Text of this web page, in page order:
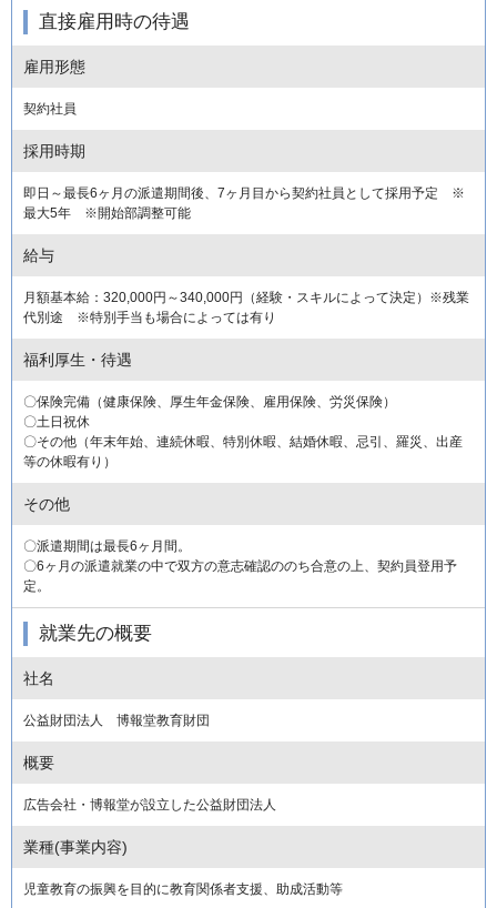
直接雇用時の待遇
雇用形態
契約社員
採用時期
即日～最長6ヶ月の派遣期間後、7ヶ月目から契約社員として採用予定 ※
最大5年 ※開始部調整可能
給与
月額基本給：320,000円～340,000円（経験・スキルによって決定）※残業
代別途 ※特別手当も場合によっては有り
福利厚生・待遇
〇保険完備（健康保険、厚生年金保険、雇用保険、労災保険）
〇土日祝休
〇その他（年末年始、連続休暇、特別休暇、結婚休暇、忌引、羅災、出産
等の休暇有り）
その他
〇派遣期間は最長6ヶ月間。
〇6ヶ月の派遣就業の中で双方の意志確認ののち合意の上、契約員登用予
定。
就業先の概要
社名
公益財団法人 博報堂教育財団
概要
広告会社・博報堂が設立した公益財団法人
業種(事業内容)
児童教育の振興を目的に教育関係者支援、助成活動等